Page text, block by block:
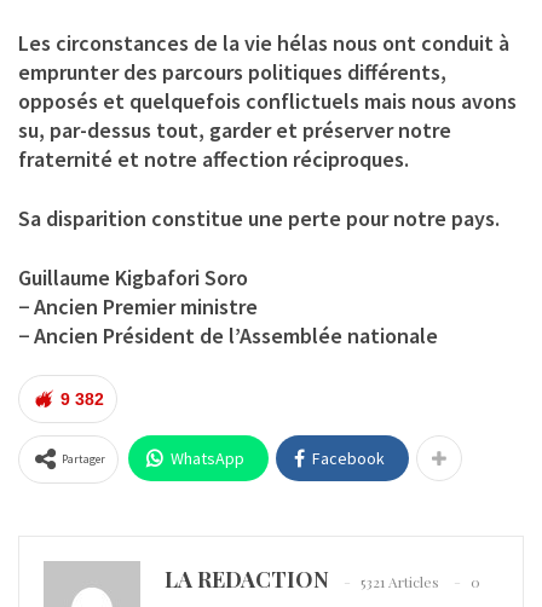
Les circonstances de la vie hélas nous ont conduit à
emprunter des parcours politiques différents,
opposés et quelquefois conflictuels mais nous avons
su, par-dessus tout, garder et préserver notre
fraternité et notre affection réciproques.
Sa disparition constitue une perte pour notre pays.
Guillaume Kigbafori Soro
− Ancien Premier ministre
− Ancien Président de l’Assemblée nationale
9 382
Partager WhatsApp Facebook
LA REDACTION 5321 Articles
0